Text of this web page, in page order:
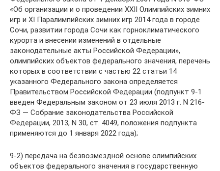
«Об организации и о проведении XXII Олимпийских зимних
игр и XI Паралимпийских зимних игр 2014 года в городе
Сочи, развитии города Сочи как горноклиматического
курорта и внесении изменений в отдельные
законодательные акты Российской Федерации»,
олимпийских объектов федерального значения, перечень
которых в соответствии с частью 22 статьи 14
указанного Федерального закона определяется
Правительством Российской Федерации (подпункт 9-1
введен Федеральным законом от 23 июля 2013 г. N 216-
ФЗ — Собрание законодательства Российской
Федерации, 2013, N 30, ст. 4049, положения подпункта
применяются до 1 января 2022 года);
9-2) передача на безвозмездной основе олимпийских
объектов федерального значения в государственную